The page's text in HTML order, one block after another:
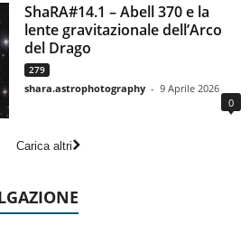
ShaRA#14.1 – Abell 370 e la
lente gravitazionale dell’Arco
del Drago
279
shara.astrophotography - 9 Aprile 2026
0
Carica altri